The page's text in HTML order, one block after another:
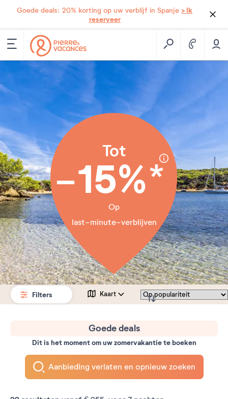
Goede deals: 20% korting op uw verblijf in Spanje > Ik
reserveer
Tot
-15%*
Op
last-minute-verblijven
Filters Kaart
Goede deals
Dit is het moment om uw zomervakantie te boeken
Aanbieding verlaten en opnieuw zoeken